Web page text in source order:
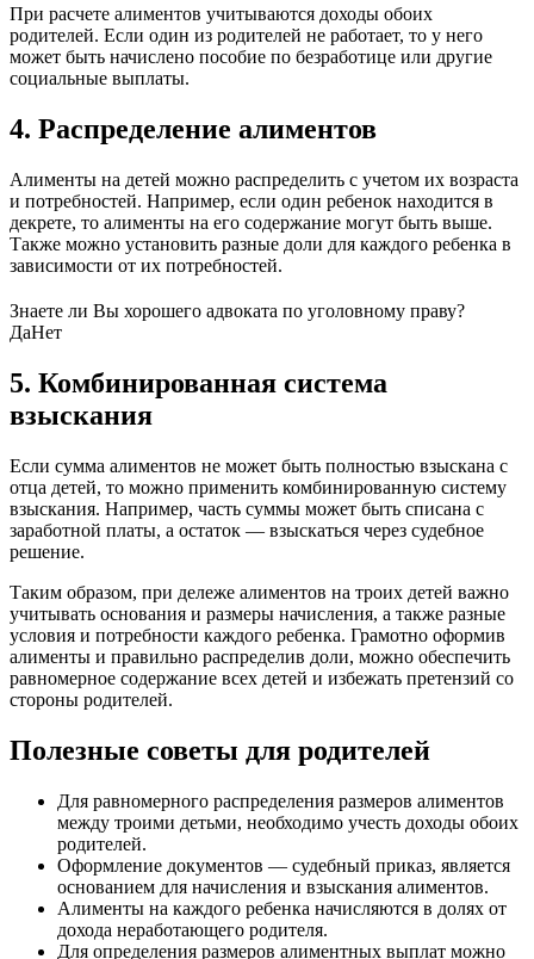
При расчете алиментов учитываются доходы обоих
родителей. Если один из родителей не работает, то у него
может быть начислено пособие по безработице или другие
социальные выплаты.
4. Распределение алиментов
Алименты на детей можно распределить с учетом их возраста
и потребностей. Например, если один ребенок находится в
декрете, то алименты на его содержание могут быть выше.
Также можно установить разные доли для каждого ребенка в
зависимости от их потребностей.
Знаете ли Вы хорошего адвоката по уголовному праву?
ДаНет
5. Комбинированная система
взыскания
Если сумма алиментов не может быть полностью взыскана с
отца детей, то можно применить комбинированную систему
взыскания. Например, часть суммы может быть списана с
заработной платы, а остаток — взыскаться через судебное
решение.
Таким образом, при дележе алиментов на троих детей важно
учитывать основания и размеры начисления, а также разные
условия и потребности каждого ребенка. Грамотно оформив
алименты и правильно распределив доли, можно обеспечить
равномерное содержание всех детей и избежать претензий со
стороны родителей.
Полезные советы для родителей
Для равномерного распределения размеров алиментов
между троими детьми, необходимо учесть доходы обоих
родителей.
Оформление документов — судебный приказ, является
основанием для начисления и взыскания алиментов.
Алименты на каждого ребенка начисляются в долях от
дохода неработающего родителя.
Для определения размеров алиментных выплат можно